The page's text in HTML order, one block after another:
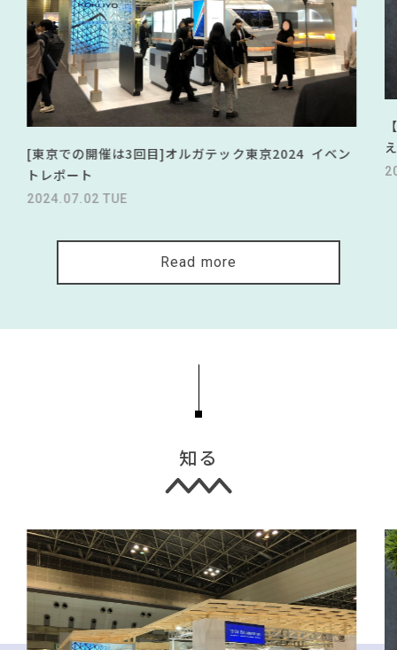
[東京での開催は3回目]オルガテック東京2024 イベン
トレポート
2024.07.02 TUE
Read more
知る